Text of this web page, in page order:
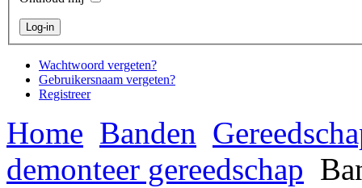
Wachtwoord vergeten?
Gebruikersnaam vergeten?
Registreer
Home Banden
demonteer gereedschap